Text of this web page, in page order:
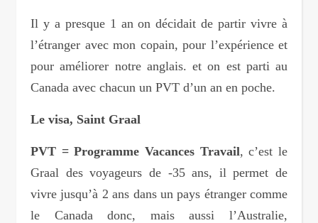
Il y a presque 1 an on décidait de partir vivre à
l’étranger avec mon copain, pour l’expérience et
pour améliorer notre anglais. et on est parti au
Canada avec chacun un PVT d’un an en poche.
Le visa, Saint Graal
PVT = Programme Vacances Travail, c’est le
Graal des voyageurs de -35 ans, il permet de
vivre jusqu’à 2 ans dans un pays étranger comme
le Canada donc, mais aussi l’Australie,